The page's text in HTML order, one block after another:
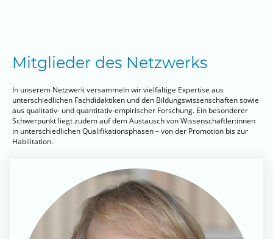
Mitglieder des Netzwerks
In unserem Netzwerk versammeln wir vielfältige Expertise aus
unterschiedlichen Fachdidaktiken und den Bildungswissenschaften sowie
aus qualitativ- und quantitativ-empirischer Forschung. Ein besonderer
Schwerpunkt liegt zudem auf dem Austausch von Wissenschaftler:innen
in unterschiedlichen Qualifikationsphasen – von der Promotion bis zur
Habilitation.